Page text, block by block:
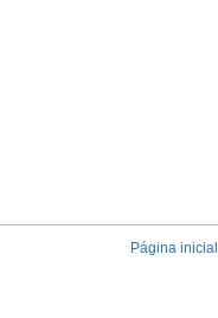
Página inicial